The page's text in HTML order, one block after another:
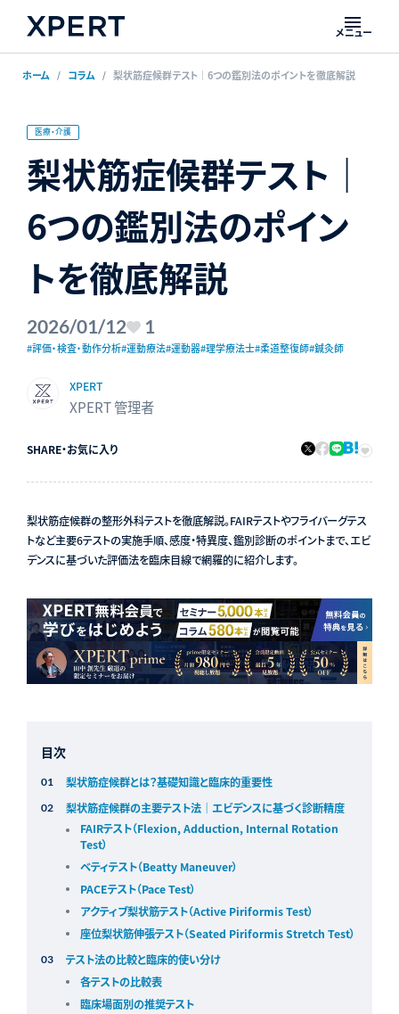
メニュー
ホーム コラム 梨状筋症候群テスト｜6つの鑑別法のポイントを徹底解説
医療・介護
梨状筋症候群テスト｜
6つの鑑別法のポイン
トを徹底解説
2026/01/12 1
#評価・検査・動作分析#運動療法#運動器#理学療法士#柔道整復師#鍼灸師
XPERT
XPERT 管理者
SHARE・お気に入り
梨状筋症候群の整形外科テストを徹底解説。FAIRテストやフライバーグテス
トなど主要6テストの実施手順、感度・特異度、鑑別診断のポイントまで、エビ
デンスに基づいた評価法を臨床目線で網羅的に紹介します。
目次
梨状筋症候群とは？基礎知識と臨床的重要性
梨状筋症候群の主要テスト法｜エビデンスに基づく診断精度
FAIRテスト（Flexion, Adduction, Internal Rotation
Test）
ベティテスト（Beatty Maneuver）
PACEテスト（Pace Test）
アクティブ梨状筋テスト（Active Piriformis Test）
座位梨状筋伸張テスト（Seated Piriformis Stretch Test）
テスト法の比較と臨床的使い分け
各テストの比較表
臨床場面別の推奨テスト